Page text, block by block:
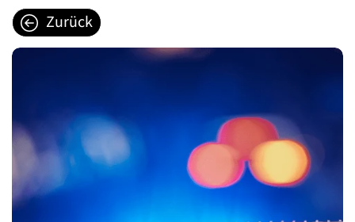
Zum Inhalt springen
Zurück